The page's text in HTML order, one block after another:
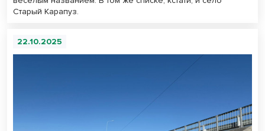
Старый Карапуз.
22.10.2025